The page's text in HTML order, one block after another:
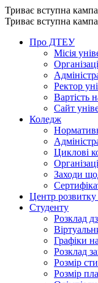
Триває вступна
Триває вступна
Про ДТЕУ
Місія
Ректор
Вартість
Сайт
Коледж
Циклові
Заходи
Центр розвитку
Студенту
Розклад
Графіки
Розклад
Розмір
Розмір